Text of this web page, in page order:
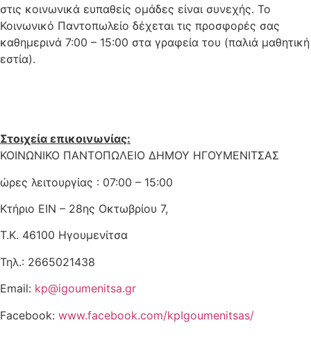
στις κοινωνικά ευπαθείς ομάδες είναι συνεχής. Το
Κοινωνικό Παντοπωλείο δέχεται τις προσφορές σας
καθημερινά 7:00 – 15:00 στα γραφεία του (παλιά μαθητική
εστία).
Στοιχεία επικοινωνίας:
ΚΟΙΝΩΝΙΚΟ ΠΑΝΤΟΠΩΛΕΙΟ ΔΗΜΟΥ ΗΓΟΥΜΕΝΙΤΣΑΣ
ώρες λειτουργίας : 07:00 – 15:00
Κτήριο ΕΙΝ – 28ης Οκτωβρίου 7,
Τ.Κ. 46100 Ηγουμενίτσα
Τηλ.: 2665021438
Email: kp@igoumenitsa.gr
Facebook: www.facebook.com/kpIgoumenitsas/